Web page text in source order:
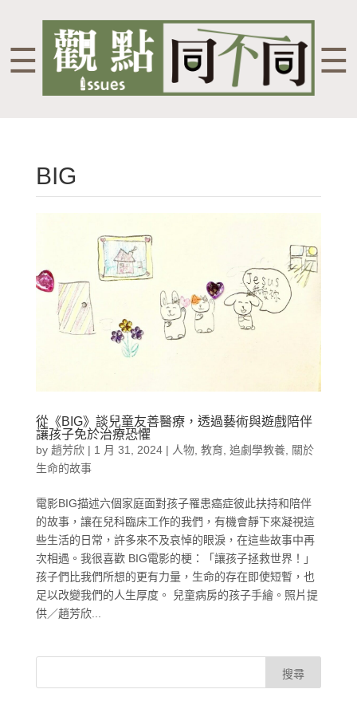
☰ ☰
BIG
從《BIG》談兒童友善醫療，透過藝術與遊戲陪伴
讓孩子免於治療恐懼
by 趙芳欣| 1 月 31, 2024| 人物, 教育, 追劇學教養,
關於
生命的故事
電影BIG描述六個家庭面對孩子罹患癌症彼此扶持和陪伴
的故事，讓在兒科臨床工作的我們，有機會靜下來凝視這
些生活的日常，許多來不及哀悼的眼淚，在這些故事中再
次相遇。我很喜歡 BIG電影的梗：「讓孩子拯救世界！」
孩子們比我們所想的更有力量，生命的存在即使短暫，也
足以改變我們的人生厚度。 兒童病房的孩子手繪。照片提
供／趙芳欣...